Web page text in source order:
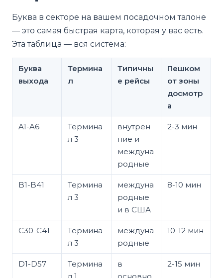
Буква в секторе на вашем посадочном талоне
— это самая быстрая карта, которая у вас есть.
Эта таблица — вся система:
Буква
выхода
Термина
л
Типичны
е рейсы
Пешком
от зоны
досмотр
а
A1-A6
Термина
л 3
внутрен
ние и
междуна
родные
2-3 мин
B1-B41
Термина
л 3
междуна
родные
и в США
8-10 мин
C30-C41
Термина
л 3
междуна
родные
10-12 мин
D1-D57
Термина
в
2-15 мин